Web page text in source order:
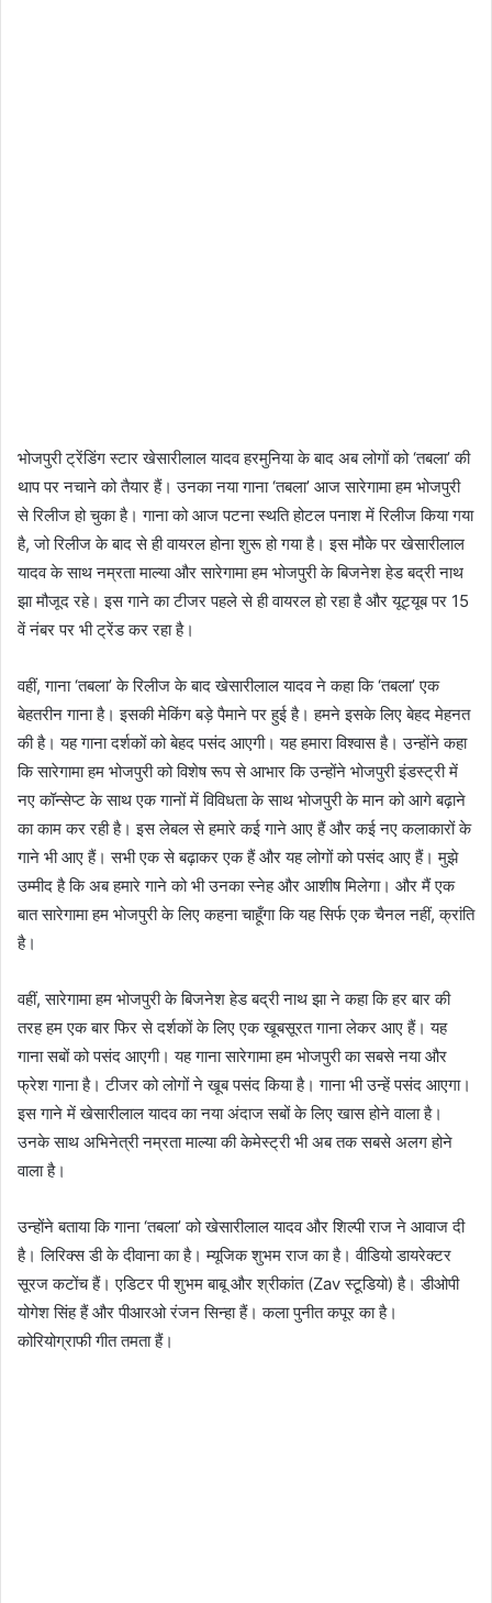
भोजपुरी ट्रेंडिंग स्टार खेसारीलाल यादव हरमुनिया के बाद अब लोगों को ‘तबला’ की
थाप पर नचाने को तैयार हैं। उनका नया गाना ‘तबला’ आज सारेगामा हम भोजपुरी
से रिलीज हो चुका है। गाना को आज पटना स्थति होटल पनाश में रिलीज किया गया
है, जो रिलीज के बाद से ही वायरल होना शुरू हो गया है। इस मौके पर खेसारीलाल
यादव के साथ नम्रता माल्या और सारेगामा हम भोजपुरी के बिजनेश हेड बद्री नाथ
झा मौजूद रहे। इस गाने का टीजर पहले से ही वायरल हो रहा है और यूट्यूब पर 15
वें नंबर पर भी ट्रेंड कर रहा है।
वहीं, गाना ‘तबला’ के रिलीज के बाद खेसारीलाल यादव ने कहा कि ‘तबला’ एक
बेहतरीन गाना है। इसकी मेकिंग बड़े पैमाने पर हुई है। हमने इसके लिए बेहद मेहनत
की है। यह गाना दर्शकों को बेहद पसंद आएगी। यह हमारा विश्वास है। उन्होंने कहा
कि सारेगामा हम भोजपुरी को विशेष रूप से आभार कि उन्होंने भोजपुरी इंडस्ट्री में
नए कॉन्सेप्ट के साथ एक गानों में विविधता के साथ भोजपुरी के मान को आगे बढ़ाने
का काम कर रही है। इस लेबल से हमारे कई गाने आए हैं और कई नए कलाकारों के
गाने भी आए हैं। सभी एक से बढ़ाकर एक हैं और यह लोगों को पसंद आए हैं। मुझे
उम्मीद है कि अब हमारे गाने को भी उनका स्नेह और आशीष मिलेगा। और मैं एक
बात सारेगामा हम भोजपुरी के लिए कहना चाहूँगा कि यह सिर्फ एक चैनल नहीं, क्रांति
है।
वहीं, सारेगामा हम भोजपुरी के बिजनेश हेड बद्री नाथ झा ने कहा कि हर बार की
तरह हम एक बार फिर से दर्शकों के लिए एक खूबसूरत गाना लेकर आए हैं। यह
गाना सबों को पसंद आएगी। यह गाना सारेगामा हम भोजपुरी का सबसे नया और
फ्रेश गाना है। टीजर को लोगों ने खूब पसंद किया है। गाना भी उन्हें पसंद आएगा।
इस गाने में खेसारीलाल यादव का नया अंदाज सबों के लिए खास होने वाला है।
उनके साथ अभिनेत्री नम्रता माल्या की केमेस्ट्री भी अब तक सबसे अलग होने
वाला है।
उन्होंने बताया कि गाना ‘तबला’ को खेसारीलाल यादव और शिल्पी राज ने आवाज दी
है। लिरिक्स डी के दीवाना का है। म्यूजिक शुभम राज का है। वीडियो डायरेक्टर
सूरज कटोंच हैं। एडिटर पी शुभम बाबू और श्रीकांत (Zav स्टूडियो) है। डीओपी
योगेश सिंह हैं और पीआरओ रंजन सिन्हा हैं। कला पुनीत कपूर का है।
कोरियोग्राफी गीत तमता हैं।